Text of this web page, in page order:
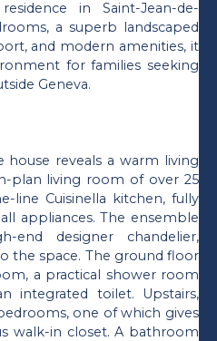
in Saint-Jean-de-
a superb landscaped
and modern amenities, it
for families seeking
Geneva.
house reveals a warm living
plan living room of over 25
line Cuisinella kitchen, fully
appliances. The ensemble
designer chandelier,
the space. The ground floor
a practical shower room
integrated toilet. Upstairs,
one of which gives
walk-in closet. A bathroom